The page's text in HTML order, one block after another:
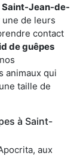
Saint-Jean-de-
de leurs
contact
de guêpes
animaux qui
taille de
à Saint-
aux